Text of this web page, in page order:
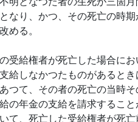
なり、かつ、その死亡の時期
める。
受給権者が死亡した場合に
給しなかつたものがあると
つて、その者の死亡の当時
の年金の支給を請求すること
て、死亡した受給権者が死